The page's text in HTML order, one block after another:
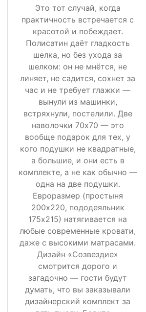
Это тот случай, когда
практичность встречается с
красотой и побеждает.
Полисатин даёт гладкость
шелка, но без ухода за
шелком: он не мнётся, не
линяет, не садится, сохнет за
час и не требует глажки —
вынули из машинки,
встряхнули, постелили. Две
наволочки 70х70 — это
вообще подарок для тех, у
кого подушки не квадратные,
а большие, и они есть в
комплекте, а не как обычно —
одна на две подушки.
Евроразмер (простыня
200х220, пододеяльник
175х215) натягивается на
любые современные кровати,
даже с высокими матрасами.
Дизайн «Созвездие»
смотрится дорого и
загадочно — гости будут
думать, что вы заказывали
дизайнерский комплект за